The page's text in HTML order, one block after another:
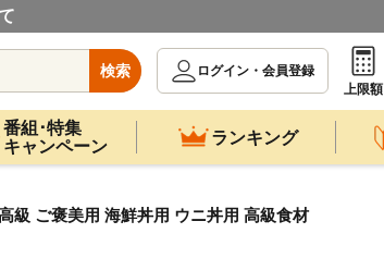
検索
ログイン・会員登録
上限額
番組･特集
キャンペーン
ランキング
級 ご褒美用 海鮮丼用 ウニ丼用 高級食材